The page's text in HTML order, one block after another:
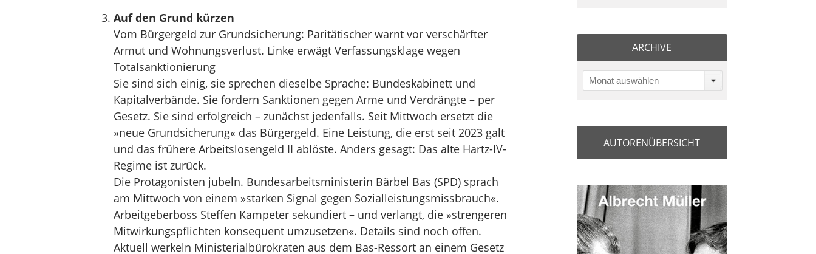
Auf den Grund kürzen
Vom Bürgergeld zur Grundsicherung: Paritätischer warnt vor verschärfter
Armut und Wohnungsverlust. Linke erwägt Verfassungsklage wegen
Totalsanktionierung
Sie sind sich einig, sie sprechen dieselbe Sprache: Bundeskabinett und
Kapitalverbände. Sie fordern Sanktionen gegen Arme und Verdrängte – per
Gesetz. Sie sind erfolgreich – zunächst jedenfalls. Seit Mittwoch ersetzt die
»neue Grundsicherung« das Bürgergeld. Eine Leistung, die erst seit 2023 galt
und das frühere Arbeitslosengeld II ablöste. Anders gesagt: Das alte Hartz-IV-
Regime ist zurück.
Die Protagonisten jubeln. Bundesarbeitsministerin Bärbel Bas (SPD) sprach
am Mittwoch von einem »starken Signal gegen Sozialleistungsmissbrauch«.
Arbeitgeberboss Steffen Kampeter sekundiert – und verlangt, die »strengeren
Mitwirkungspflichten konsequent umzusetzen«. Details sind noch offen.
Aktuell werkeln Ministerialbürokraten aus dem Bas-Ressort an einem Gesetz
ARCHIVE
Monat auswählen
AUTORENÜBERSICHT